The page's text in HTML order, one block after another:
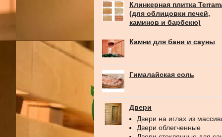
Клинкерная плитка
(для облицовки печей,
каминов и барбекю)
Камни для бани и сауны
Гималайская соль
Двери
Двери на иглах из
Двери облегченные